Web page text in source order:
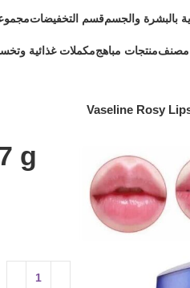
بالبشرة والجسمقسم التخفيضات
مصنفمنتجات مباهجمكملات غذائية
Vaseline Rosy
g